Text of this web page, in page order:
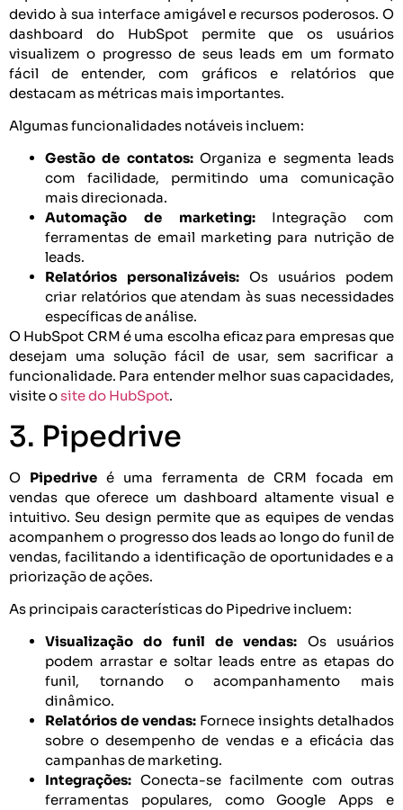
devido à sua interface amigável e recursos poderosos. O
dashboard do HubSpot permite que os usuários
visualizem o progresso de seus leads em um formato
fácil de entender, com gráficos e relatórios que
destacam as métricas mais importantes.
Algumas funcionalidades notáveis incluem:
Gestão de contatos:Organiza e segmenta leads
com facilidade, permitindo uma comunicação
mais direcionada.
Automação de marketing:Integração com
ferramentas de email marketing para nutrição de
leads.
Relatórios personalizáveis: Os usuários podem
criar relatórios que atendam às suas necessidades
específicas de análise.
O HubSpot CRM é uma escolha eficaz para empresas que
desejam uma solução fácil de usar, sem sacrificar a
funcionalidade. Para entender melhor suas capacidades,
visite osite do HubSpot.
3. Pipedrive
O Pipedrive é uma ferramenta de CRM focada em
vendas que oferece um dashboard altamente visual e
intuitivo. Seu design permite que as equipes de vendas
acompanhem o progresso dos leads ao longo do funil de
vendas, facilitando a identificação de oportunidades e a
priorização de ações.
As principais características do Pipedrive incluem:
Visualização do funil de vendas: Os usuários
podem arrastar e soltar leads entre as etapas do
funil, tornando o acompanhamento mais
dinâmico.
Relatórios de vendas: Fornece insights detalhados
sobre o desempenho de vendas e a eficácia das
campanhas de marketing.
Integrações: Conecta-se facilmente com outras
ferramentas populares, como Google Apps e